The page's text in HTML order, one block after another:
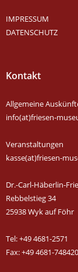
IMPRESSUM
DATENSCHUTZ
Kontakt
Allgemeine
info(at)friesen-
Veranstaltungen
kasse(at)friesen-
Dr.-Carl-Häberlin-
Rebbelstieg 34
25938 Wyk auf Föhr
Tel: +49 4681-2571
Fax: +49 4681-748420